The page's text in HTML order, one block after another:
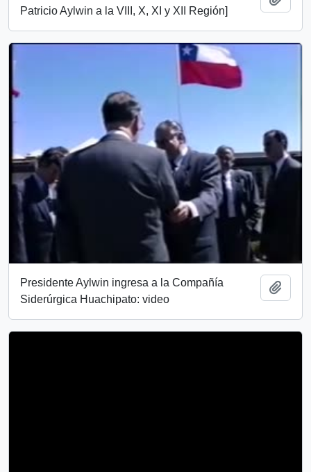
Patricio Aylwin a la VIII, X, XI y XII Región]
Presidente Aylwin ingresa a la Compañía
Siderúrgica Huachipato: video